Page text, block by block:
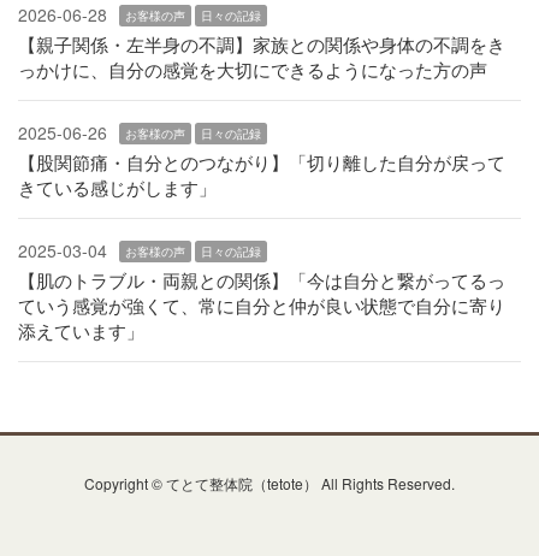
2026-06-28 お客様の声 日々の記録
【親子関係・左半身の不調】家族との関係や身体の不調をき
っかけに、自分の感覚を大切にできるようになった方の声
2025-06-26 お客様の声 日々の記録
【股関節痛・自分とのつながり】「切り離した自分が戻って
きている感じがします」
2025-03-04 お客様の声 日々の記録
【肌のトラブル・両親との関係】「今は自分と繋がってるっ
ていう感覚が強くて、常に自分と仲が良い状態で自分に寄り
添えています」
Copyright © てとて整体院（tetote） All Rights Reserved.